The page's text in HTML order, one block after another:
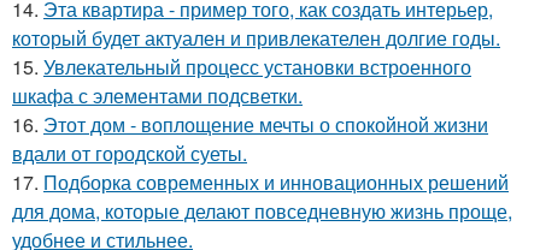
14. Эта квартира - пример того, как создать интерьер,
который будет актуален и привлекателен долгие годы.
15. Увлекательный процесс установки встроенного
шкафа с элементами подсветки.
16. Этот дом - воплощение мечты о спокойной жизни
вдали от городской суеты.
17. Подборка современных и инновационных решений
для дома, которые делают повседневную жизнь проще,
удобнее и стильнее.